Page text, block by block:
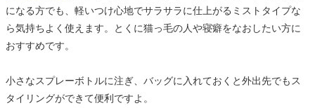
になる方でも、軽いつけ心地でサラサラに仕上がるミストタイプな
ら気持ちよく使えます。とくに猫っ毛の人や寝癖をなおしたい方に
おすすめです。
小さなスプレーボトルに注ぎ、バッグに入れておくと外出先でもス
タイリングができて便利ですよ。